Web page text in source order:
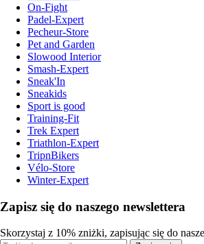
On-Fight
Padel-Expert
Pecheur-Store
Pet and Garden
Slowood Interior
Smash-Expert
Sneak'In
Sneakids
Sport is good
Training-Fit
Trek Expert
Triathlon-Expert
TripnBikers
Vélo-Store
Winter-Expert
Zapisz się do naszego newslettera
Skorzystaj z 10% zniżki, zapisując się do